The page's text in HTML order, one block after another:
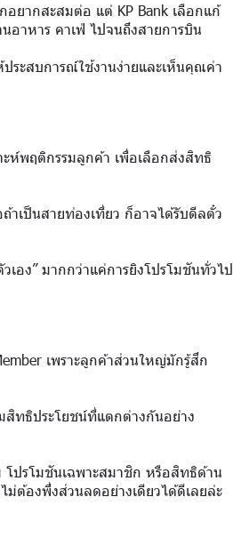
ยากสะสมต่อ แต่ KP Bank เลือกแก้
อาหาร คาเฟ่ ไปจนถึงสายการบิน
ระสบการณ์ใช้งานง่ายและเห็นคุณค่า
ะห์พฤติกรรมลูกค้า เพื่อเลือกส่งสิทธิ
าเป็นสายท่องเที่ยว ก็อาจได้รับดีลตั๋ว
เอง” มากกว่าแค่การยิงโปรโมชันทั่วไป
เพราะลูกค้าส่วนใหญ่มักรู้สึก
สิทธิประโยชน์ที่แตกต่างกันอย่าง
ปรโมชันเฉพาะสมาชิก หรือสิทธิด้าน
ต้องพึ่งส่วนลดอย่างเดียวได้ดีเลยล่ะ